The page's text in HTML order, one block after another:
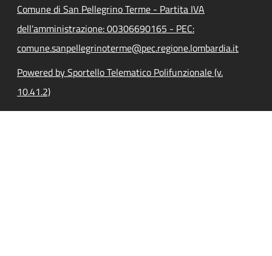
Comune di San Pellegrino Terme - Partita IVA
dell'amministrazione: 00306690165 - PEC:
comune.sanpellegrinoterme@pec.regione.lombardia.it
Powered by Sportello Telematico Polifunzionale (v.
10.41.2)